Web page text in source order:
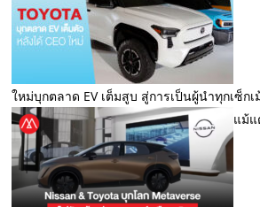
ใหม่บุกตลาด EV เต็มสูบ สู่การเป็นผู้นำทุกเซ็กเ
แม้แ